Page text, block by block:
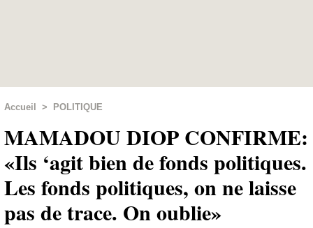
Accueil > POLITIQUE
MAMADOU DIOP CONFIRME:
«Ils ‘agit bien de fonds politiques.
Les fonds politiques, on ne laisse
pas de trace. On oublie»